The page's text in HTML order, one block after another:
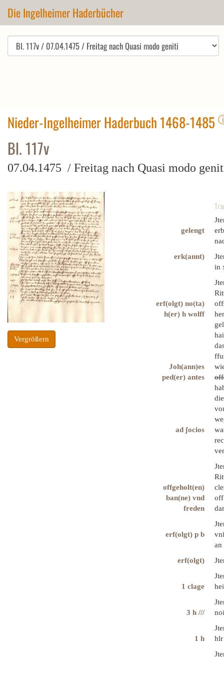
Die Ingelheimer Haderbücher
Nieder-Ingelheimer Haderbuch 1468-1485
Bl. 117v
07.04.1475 / Freitag nach Quasi modo
Vergrößern
gelengt
erk(annt)
in
erf(olgt) no(ta)
h(er) h wolff
Joh(ann)es
ped(er) antes
ad ʃocios
offgeholt(en)
ban(ne) vnd
off
freden
erf(olgt) p b
an
erf(olgt)
1 clage
3 h ///
1 h
hlr